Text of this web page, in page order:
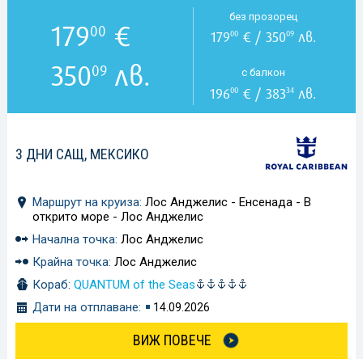
3 ДНИ САЩ, МЕКСИКО
Маршрут на круиза: Лос Анджелис - Енсенада - В
открито море - Лос Анджелис
Начална точка: Лос Анджелис
Крайна точка: Лос Анджелис
Кораб: QUANTUM of the Seas
Дати на отплаване:
14.09.2026
ВИЖ ПОВЕЧЕ
17900 €
35009 лв.
без прозорец
17900€ / 35009лв.
с балкон
19600 € / 38334 лв.